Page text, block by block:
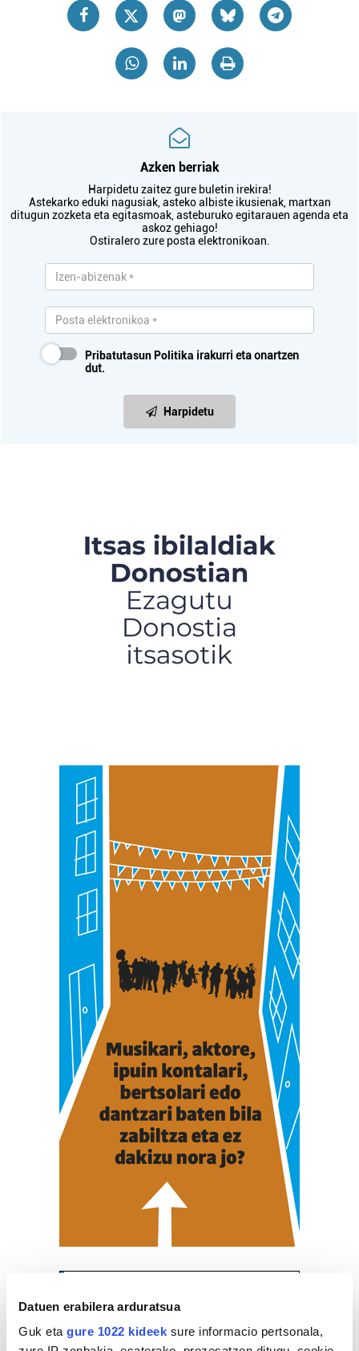
Datuen erabilera arduratsua
Guk eta gure 1022 kideek sure informacio pertsonala,
Azken berriak
Harpidetu zaitez gure buletin irekira!
Astekarko eduki nagusiak, asteko albiste ikusienak, martxan
ditugun zozketa eta egitasmoak, asteburuko egitarauen agenda eta
askoz gehiago!
Ostiralero zure posta elektronikoan.
Pribatutasun Politika irakurri eta onartzen
dut.
Harpidetu
Museoak